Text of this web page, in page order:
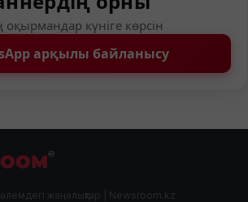
оқырмандар күніге көрсін
арқылы байланысу
әлемдегі жаңалықтар | Newsroom.kz